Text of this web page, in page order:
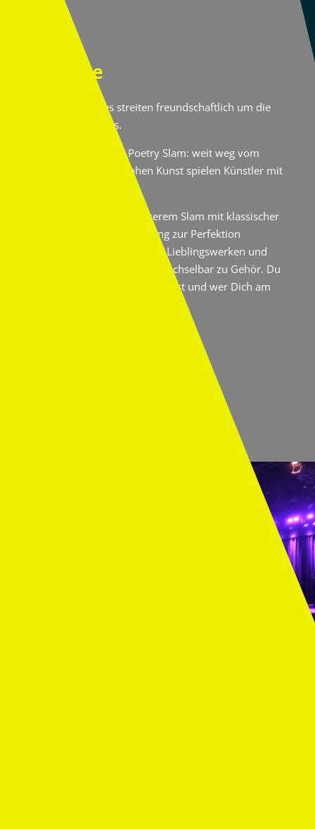
Die Idee
Sechs Ensembles streiten freundschaftlich um die
Krone des Abends.
Wir kennen es vom Poetry Slam: weit weg vom
Elfenbeinturm der hohen Kunst spielen Künstler mit
Gefühlen und Sprache.
So ähnlich soll es bei unserem Slam mit klassischer
Musik sein: ohne den Zwang zur Perfektion
erzählen Musiker von ihren Lieblingswerken und
bringen sie neu und unverwechselbar zu Gehör. Du
darfst wählen zu wem Du hältst und wer Dich am